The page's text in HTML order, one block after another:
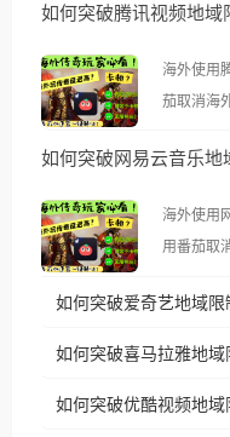
如何突破腾讯视频地域
海外使用
茄取消海外地区限制。
示语。 海外用户如香港、澳门、台湾、美国、加拿
像其他音
仅能在中国大陆地
使用番茄
台湾、美
权限制所
如何突破网易云音乐地
海外使用
用番茄取消海外地
播放”的提示语。 海外用户如香
国、加拿
制问题，且仅
如何突破爱奇艺地域限
如何突破喜马拉雅地域
如何突破优酷视频地域